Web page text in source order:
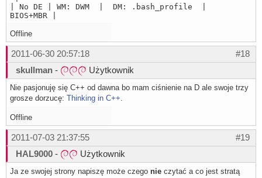
| No DE | WM: DWM | DM: .bash_profile |
BIOS+MBR |
Offline
#18
2011-06-30 20:57:18
skullman - Użytkownik
Nie pasjonuję się C++ od dawna bo mam ciśnienie na D ale swoje trzy
grosze dorzucę: Thinking in C++.
Offline
#19
2011-07-03 21:37:55
HAL9000 - Użytkownik
Ja ze swojej strony napiszę może czego nie czytać a co jest stratą